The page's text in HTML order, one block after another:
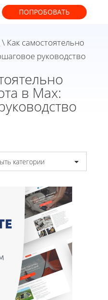
ПОПРОБОВАТЬ
\ Как самостоятельно
руководство
в Max:
категории